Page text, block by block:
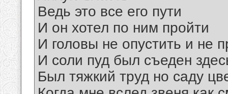
Ведь это все его пути
И он хотел по ним пройти
И головы не опустить и не
И соли пуд был съеден
Был тяжкий труд но саду